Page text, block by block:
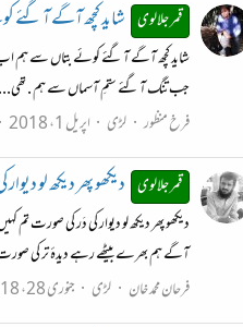
قمر جلالوی شاید کچھ آگے آ گئے
شاید کچھ آگے آ گئے کوئے بتاں سے ہم اب
جب تنگ آ گئے ستمِ آسماں سے ہم . تھی...
فرخ منظور لڑی اپریل 1، 2018
قمر جلالوی دیکھو پھر دیکھ لو
دیکھو پھر دیکھ لو دیوار کی دَر کی
آگے ہم بھرے بیٹھے رہے دیدۂ تر کی
فرحان محمد خان
لڑی جنوری 28، 2018